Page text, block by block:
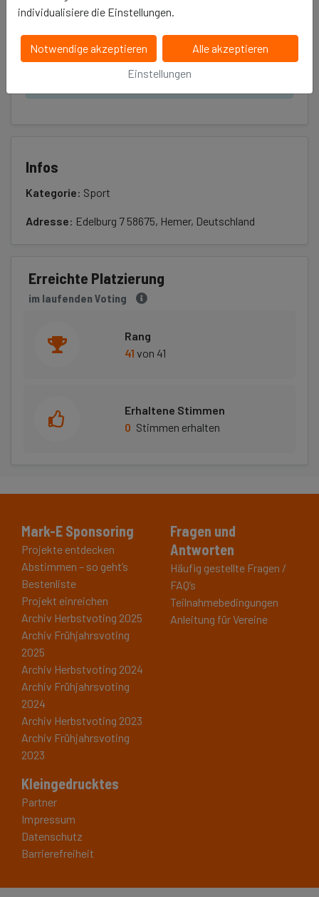
individualisiere die Einstellungen.
Notwendige akzeptieren
Alle akzeptieren
Einstellungen
Erreichte Platzierung
im laufenden Voting
Rang
41von 41
Erhaltene Stimmen
0 Stimmen erhalten
Projekt unterstützen
Das Projekt ist bereits beendet.
Infos
Kategorie: Sport
Adresse: Edelburg 7 58675, Hemer, Deutschland
Mark-E Sponsoring
Projekte entdecken
Abstimmen – so geht’s
Bestenliste
Projekt einreichen
Archiv Herbstvoting 2025
Archiv Frühjahrsvoting
2025
Archiv Herbstvoting 2024
Archiv Frühjahrsvoting
2024
Archiv Herbstvoting 2023
Archiv Frühjahrsvoting
2023
Fragen und
Antworten
Häufig gestellte Fragen /
FAQ’s
Teilnahmebedingungen
Anleitung für Vereine
Kleingedrucktes
Partner
Impressum
Datenschutz
Barrierefreiheit